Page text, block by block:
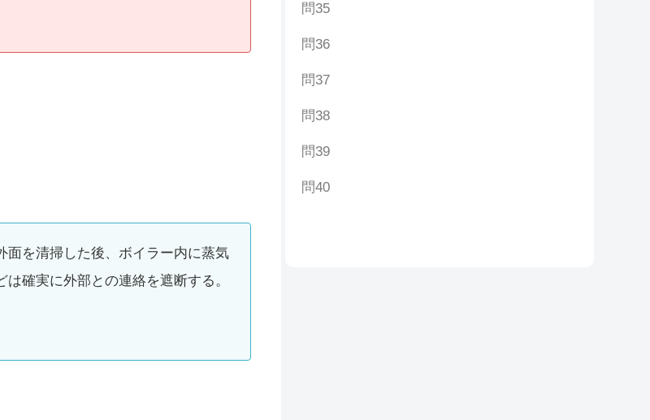
面を清掃した後、ボイラー内に蒸気
確実に外部との連絡を遮断する。
問35
問36
問37
問38
問39
問40